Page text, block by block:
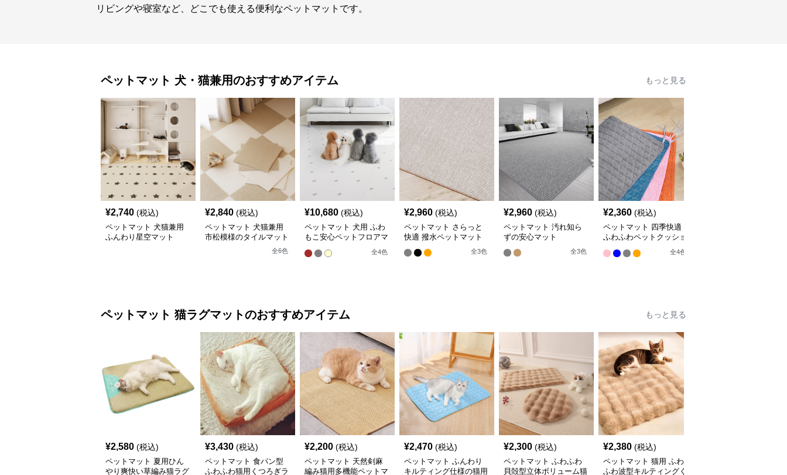
リビングや寝室など、どこでも使える便利なペットマットです。
ペットマット 犬・猫兼用のおすすめアイテム もっと見る
¥2,740 (税込)
ペットマット 犬猫兼用
ふんわり星空マット
¥2,840 (税込)
ペットマット 犬猫兼用
市松模様のタイルマット
全6色
¥10,680 (税込)
ペットマット 犬用 ふわ
もこ安心ペットフロアマ
全4色
¥2,960 (税込)
ペットマット さらっと
快適 撥水ペットマット
全3色
¥2,960 (税込)
ペットマット 汚れ知ら
ずの安心マット
全3色
¥2,360 (税込)
ペットマット 四季快適
ふわふわペットクッショ
全4色
ペットマット 猫ラグマットのおすすめアイテム もっと見る
¥2,580 (税込)
ペットマット 夏用ひん
やり爽快い草編み猫ラグ
¥3,430 (税込)
ペットマット 食パン型
ふわふわ猫用くつろぎラ
¥2,200 (税込)
ペットマット 天然剣麻
編み猫用多機能ペットマ
¥2,470 (税込)
ペットマット ふんわり
キルティング仕様の猫用
¥2,300 (税込)
ペットマット ふわふわ
貝殻型立体ボリューム猫
¥2,380 (税込)
ペットマット 猫用 ふわ
ふわ波型キルティングく